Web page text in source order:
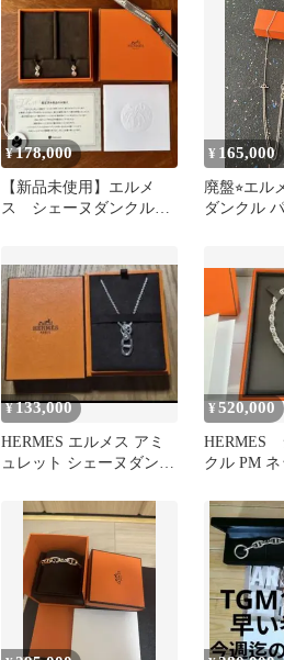
¥178,000
【新品未使用】エルメ
ス シェーヌダンクル
¥ 165,000
廃盤⭐︎エル
ダンクル
¥133,000
HERMES エルメス アミ
ュレット シェーヌダンク
¥520,000
HERMES
クル PM ネ
品